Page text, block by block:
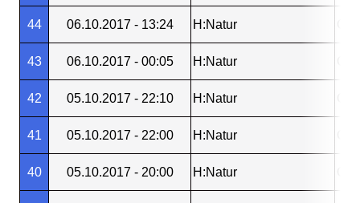
44 06.10.2017 - 13:24 H:Natur
43 06.10.2017 - 00:05 H:Natur
42 05.10.2017 - 22:10 H:Natur
41 05.10.2017 - 22:00 H:Natur
40 05.10.2017 - 20:00 H:Natur